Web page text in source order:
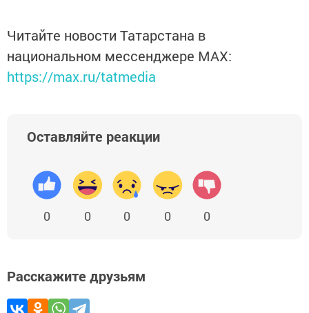
Читайте новости Татарстана в
национальном мессенджере MАХ:
https://max.ru/tatmedia
Оставляйте реакции
0 0 0 0 0
Расскажите друзьям